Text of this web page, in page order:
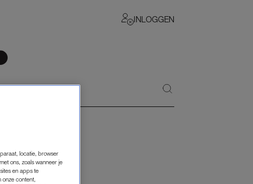
INLOGGEN
locatie, browser
ons, zoals wanneer je
en apps te
onze content,